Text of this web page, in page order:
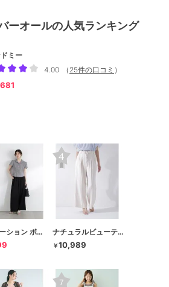
ーオールの人気ランキング
ミー
4.00
（ 25件の口コミ ）
プロポーション ボディドレッシング ナチュラルビューティーベーシック
￥10,989